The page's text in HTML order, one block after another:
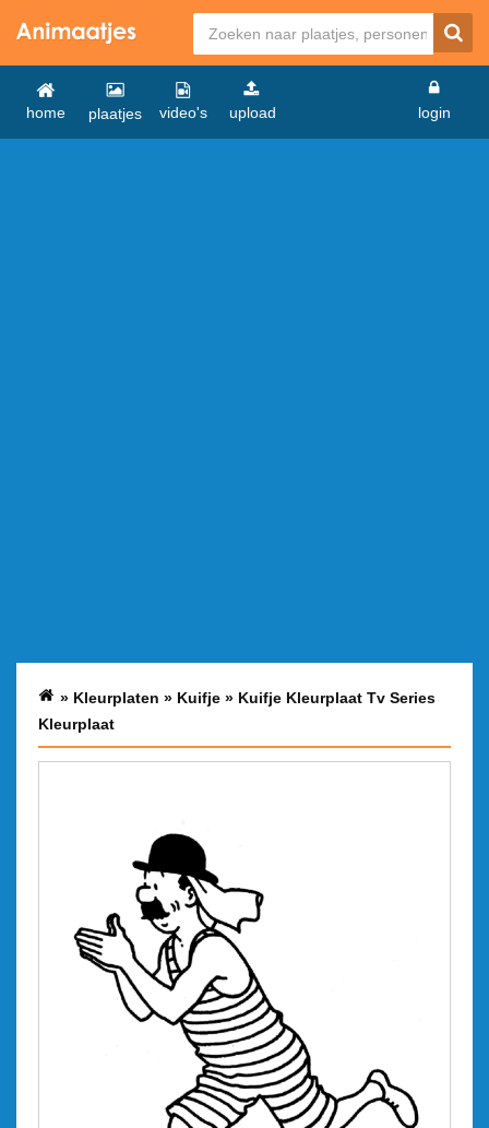
home plaatjes video's upload login
» Kleurplaten » Kuifje » Kuifje Kleurplaat Tv Series
Kleurplaat